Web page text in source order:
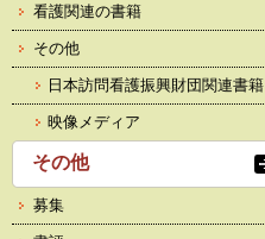
看護関連の書籍
その他
日本訪問看護振興財団関連書籍
映像メディア
その他
募集